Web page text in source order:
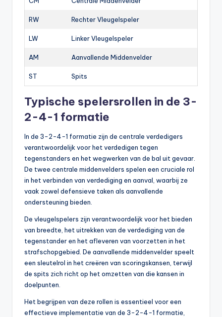
RW Rechter Vleugelspeler
LW Linker Vleugelspeler
AM Aanvallende Middenvelder
ST Spits
Typische spelersrollen in de 3-
2-4-1 formatie
In de 3-2-4-1 formatie zijn de centrale verdedigers
verantwoordelijk voor het verdedigen tegen
tegenstanders en het wegwerken van de bal uit gevaar.
De twee centrale middenvelders spelen een cruciale rol
in het verbinden van verdediging en aanval, waarbij ze
vaak zowel defensieve taken als aanvallende
ondersteuning bieden.
De vleugelspelers zijn verantwoordelijk voor het bieden
van breedte, het uitrekken van de verdediging van de
tegenstander en het afleveren van voorzetten in het
strafschopgebied. De aanvallende middenvelder speelt
een sleutelrol in het creëren van scoringskansen, terwijl
de spits zich richt op het omzetten van die kansen in
doelpunten.
Het begrijpen van deze rollen is essentieel voor een
effectieve implementatie van de 3-2-4-1 formatie,